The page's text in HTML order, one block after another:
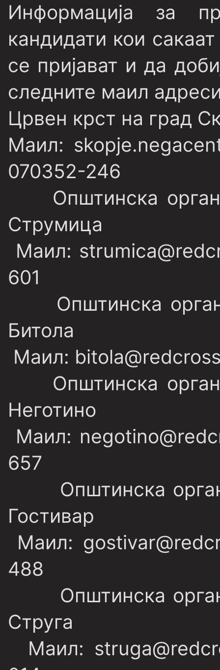
Информација за
кандидати кои
се пријават и да
следните маил
Црвен крст на град
Маил:
070352-246
Општинска
Струмица
Маил:
601
Општинска
Битола
Маил:
Општинска
Неготино
Маил:
657
Општинска
Гостивар
Маил:
488
Општинска
Струга
Маил: